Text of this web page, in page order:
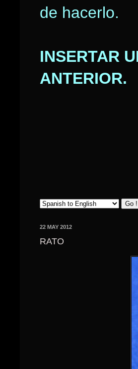
de hacerlo.
INSERTAR
ANTERIOR.
22 MAY 2012
RATO